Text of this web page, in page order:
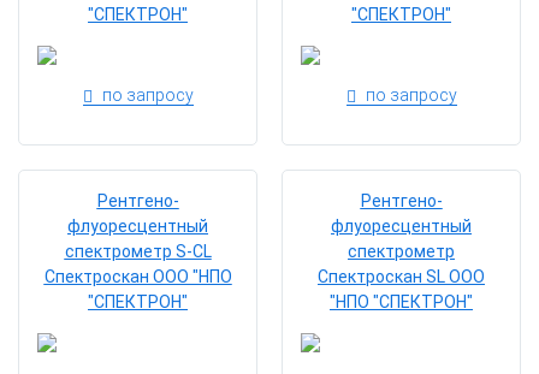
"СПЕКТРОН"
по запросу
"СПЕКТРОН"
по запросу
Рентгено-
флуоресцентный
спектрометр S-CL
Спектроскан ООО "НПО
"СПЕКТРОН"
Рентгено-
флуоресцентный
спектрометр
Спектроскан SL ООО
"НПО "СПЕКТРОН"